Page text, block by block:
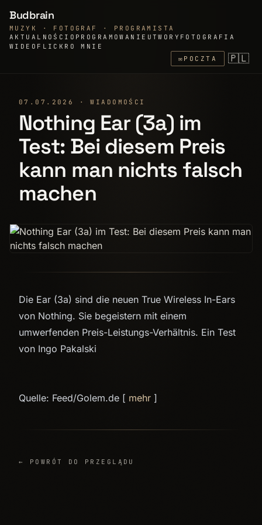
Budbrain
MUZYK · FOTOGRAF · PROGRAMISTA
AKTUALNOŚCI OPROGRAMOWANIE UTWORY FOTOGRAFIA
WIDEO FLICKR O MNIE
✉ POCZTA 🇵🇱
07.07.2026 · WIADOMOŚCI
Nothing Ear (3a) im
Test: Bei diesem Preis
kann man nichts falsch
machen
Die Ear (3a) sind die neuen True Wireless In-Ears
von Nothing. Sie begeistern mit einem
umwerfenden Preis-Leistungs-Verhältnis. Ein Test
von Ingo Pakalski
Quelle: Feed/Golem.de [ mehr ]
← POWRÓT DO PRZEGLĄDU